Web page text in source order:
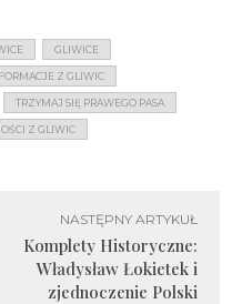
GLIWICE
Z GLIWIC
TRZYMAJ SIĘ PRAWEGO PASA
Z GLIWIC
NASTĘPNY ARTYKUŁ
Komplety Historyczne:
Władysław Łokietek i
zjednoczenie Polski